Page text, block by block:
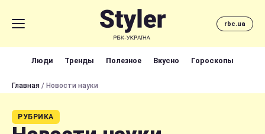
rbc.ua
Люди Тренды Полезное Вкусно Гороскопы
Главная / Новости науки
РУБРИКА